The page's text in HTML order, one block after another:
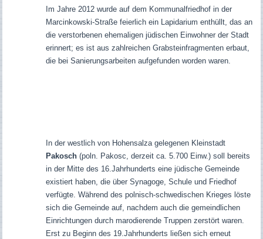
Im Jahre 2012 wurde auf dem Kommunalfriedhof in der
Marcinkowski-Straße feierlich ein Lapidarium enthüllt, das an
die verstorbenen ehemaligen jüdischen Einwohner der Stadt
erinnert; es ist aus zahlreichen Grabsteinfragmenten erbaut,
die bei Sanierungsarbeiten aufgefunden worden waren.
In der westlich von Hohensalza gelegenen Kleinstadt
Pakosch(poln. Pakosc, derzeit ca. 5.700 Einw.) soll bereits
in der Mitte des 16.Jahrhunderts eine jüdische Gemeinde
existiert haben, die über Synagoge, Schule und Friedhof
verfügte. Während des polnisch-schwedischen Krieges löste
sich die Gemeinde auf, nachdem auch die gemeindlichen
Einrichtungen durch marodierende Truppen zerstört waren.
Erst zu Beginn des 19.Jahrhunderts ließen sich erneut